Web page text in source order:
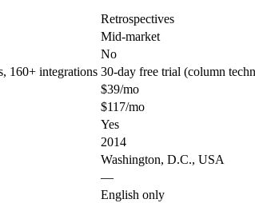
Retrospectives
Mid-market
No
160+ integrations 30-day free trial (column
$39/mo
$117/mo
Yes
2014
Washington, D.C., USA
—
English only